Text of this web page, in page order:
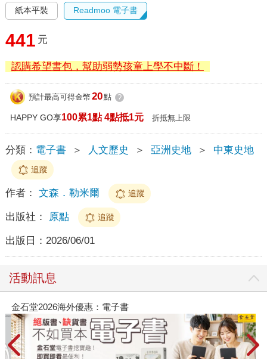
紙本平裝 Readmoo 電子書
441 元
認購希望書包，幫助弱勢孩童上學不中斷！
預計最高可得金幣 20點 ?
HAPPY GO享100累1點 4點抵1元 折抵無上限
分類： 電子書 ＞ 人文歷史 ＞ 亞洲史地 ＞ 中東史地
追蹤
作者： 文森．勒米爾 追蹤
出版社： 原點 追蹤
出版日： 2026/06/01
活動訊息
金石堂2026海外優惠：電子書